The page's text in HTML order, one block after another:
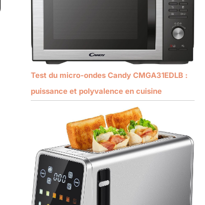
Test du micro-ondes Candy CMGA31EDLB :
puissance et polyvalence en cuisine